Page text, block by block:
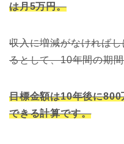
は月5万円。
収入に増減がなければ
るとして、10年間の期
目標金額は10年後に
できる計算です。